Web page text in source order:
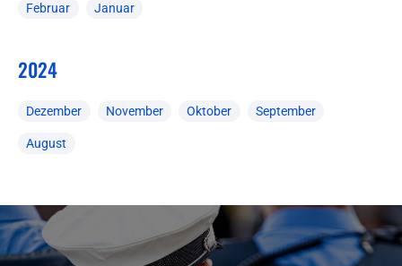
Februar Januar
2024
Dezember November Oktober September
August